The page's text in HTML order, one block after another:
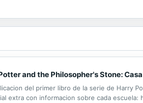
and the Philosopher's Stone:
del primer libro de la serie de Harry
extra con informacion sobre cada